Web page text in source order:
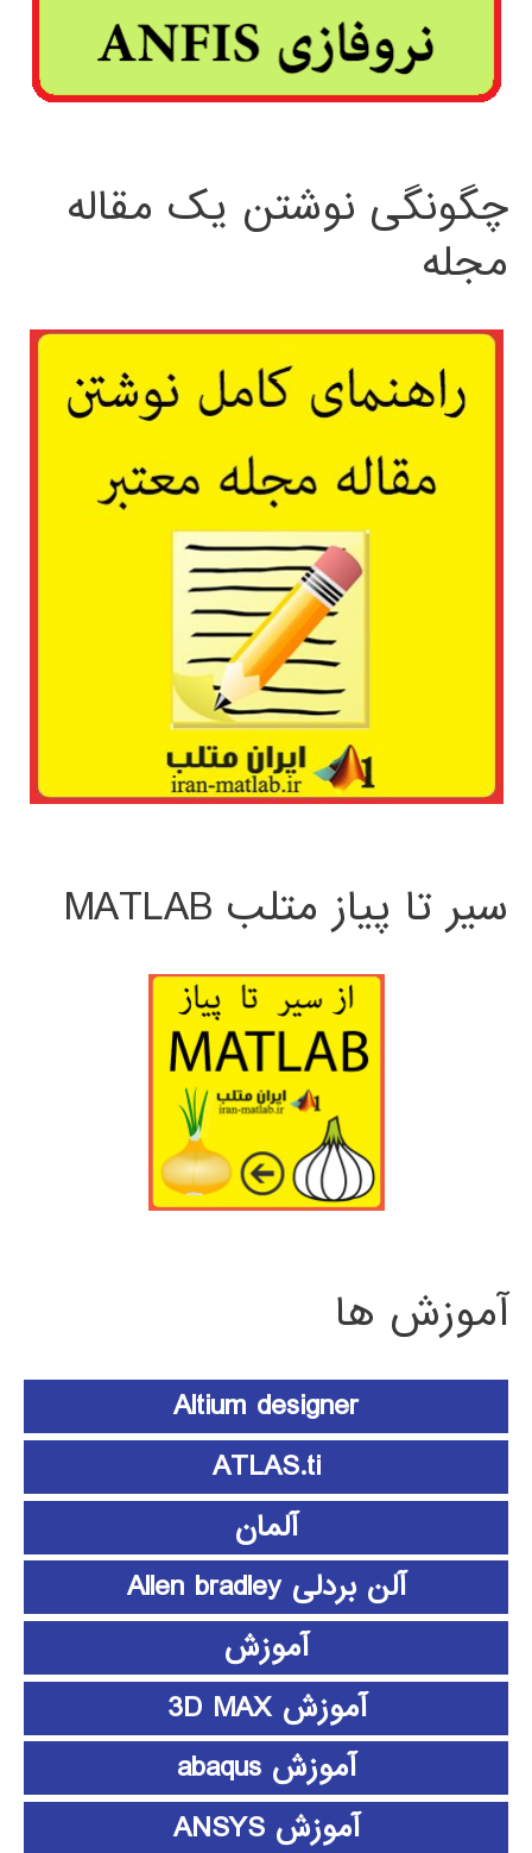
چگونگی نوشتن یک مقاله
مجله
سیر تا پیاز متلب MATLAB
آموزش ها
Altium designer
ATLAS.ti
آلمان
آلن بردلی Allen bradley
آموزش
آموزش 3D MAX
آموزش abaqus
آموزش ANSYS